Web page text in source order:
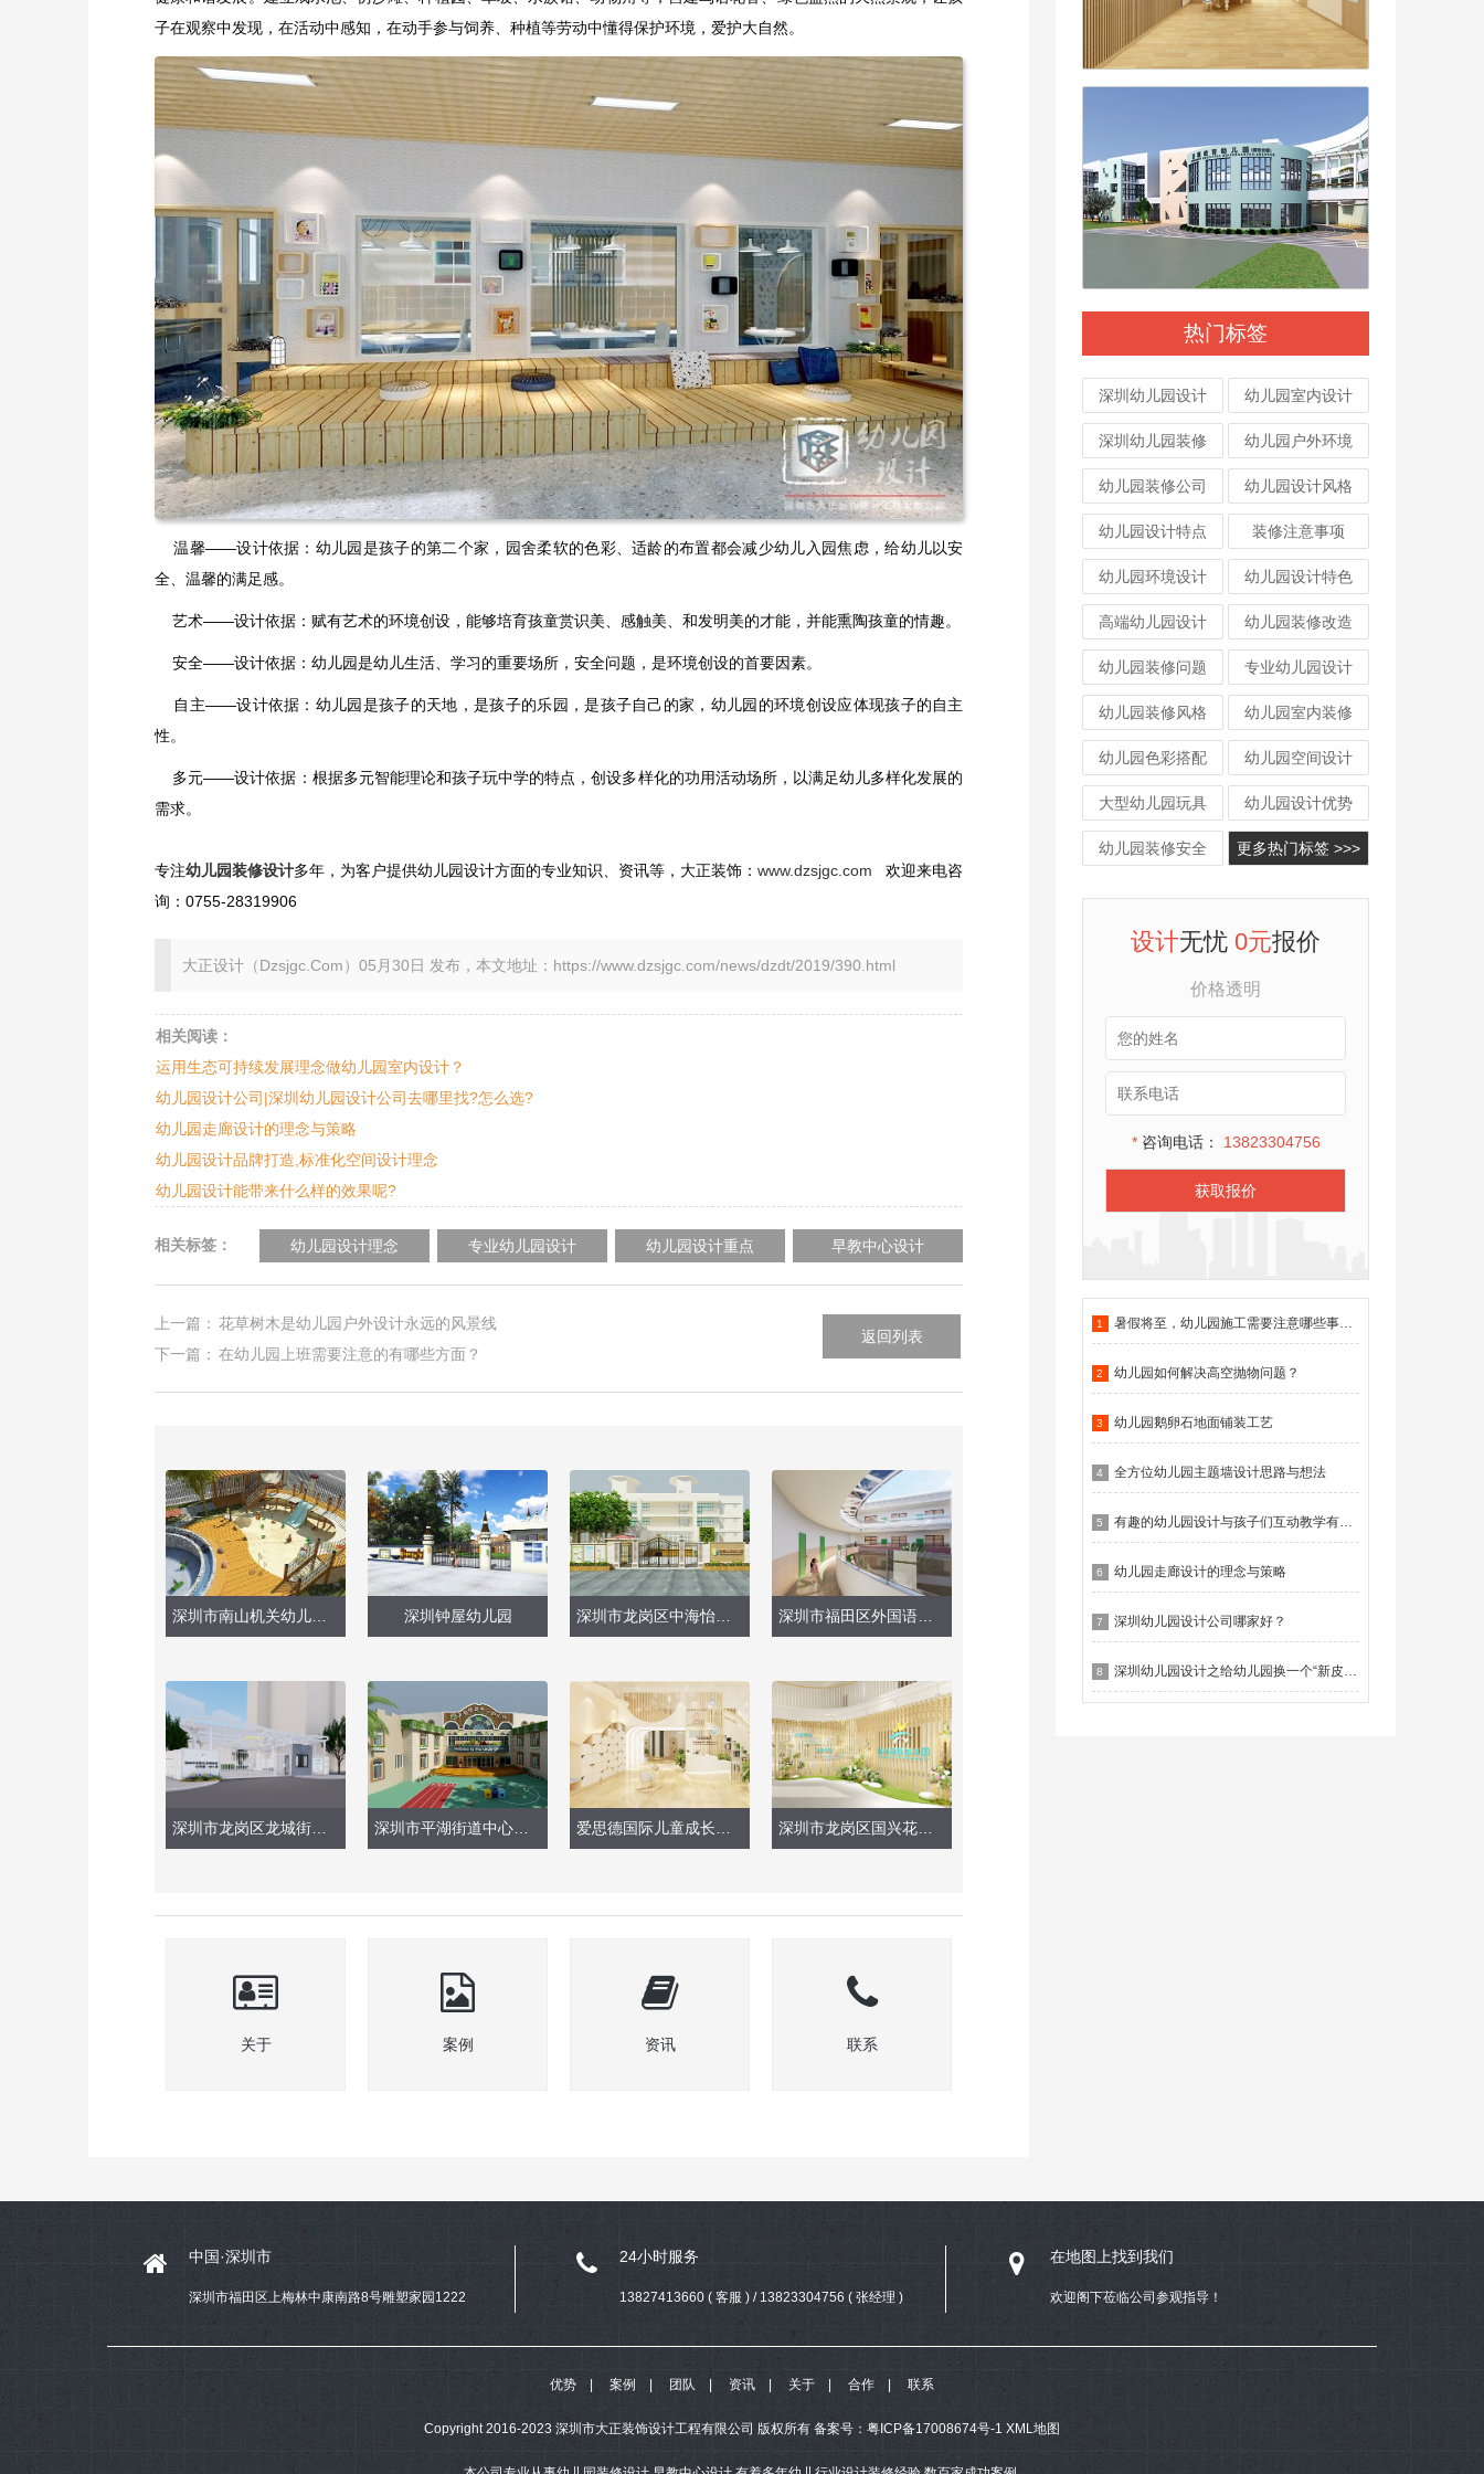
子在观察中发现，在活动中感知，在动手参与饲养、种植等劳动中懂得保护环境，爱护大自然。
温馨——设计依据：幼儿园是孩子的第二个家，园舍柔软的色彩、适龄的布置都会减少幼儿入园焦虑，给幼儿以安
全、温馨的满足感。
艺术——设计依据：赋有艺术的环境创设，能够培育孩童赏识美、感触美、和发明美的才能，并能熏陶孩童的情趣。
安全——设计依据：幼儿园是幼儿生活、学习的重要场所，安全问题，是环境创设的首要因素。
自主——设计依据：幼儿园是孩子的天地，是孩子的乐园，是孩子自己的家，幼儿园的环境创设应体现孩子的自主
性。
多元——设计依据：根据多元智能理论和孩子玩中学的特点，创设多样化的功用活动场所，以满足幼儿多样化发展的
需求。
专注幼儿园装修设计多年，为客户提供幼儿园设计方面的专业知识、资讯等，大正装饰：www.dzsjgc.com 欢迎来电咨
询：0755-28319906
大正设计（Dzsjgc.Com）05月30日 发布，本文地址：https://www.dzsjgc.com/news/dzdt/2019/390.html
热门标签
深圳幼儿园设计 幼儿园室内设计
深圳幼儿园装修 幼儿园户外环境
幼儿园装修公司 幼儿园设计风格
幼儿园设计特点 装修注意事项
幼儿园环境设计 幼儿园设计特色
高端幼儿园设计 幼儿园装修改造
幼儿园装修问题 专业幼儿园设计
幼儿园装修风格 幼儿园室内装修
幼儿园色彩搭配 幼儿园空间设计
大型幼儿园玩具 幼儿园设计优势
幼儿园装修安全 更多热门标签 >>>
设计无忧0元报价
价格透明
*咨询电话： 13823304756
获取报价
1 暑假将至，幼儿园施工需要注意哪些事项？
2 幼儿园如何解决高空抛物问题？
3 幼儿园鹅卵石地面铺装工艺
4 全方位幼儿园主题墙设计思路与想法
5 有趣的幼儿园设计与孩子们互动教学有什么作用？
6 幼儿园走廊设计的理念与策略
7 深圳幼儿园设计公司哪家好？
8 深圳幼儿园设计之给幼儿园换一个“新皮肤”
相关阅读：
运用生态可持续发展理念做幼儿园室内设计？
幼儿园设计公司|深圳幼儿园设计公司去哪里找?怎么选?
幼儿园走廊设计的理念与策略
幼儿园设计品牌打造,标准化空间设计理念
幼儿园设计能带来什么样的效果呢?
相关标签： 幼儿园设计理念 专业幼儿园设计 幼儿园设计重点 早教中心设计
返回列表
上一篇： 花草树木是幼儿园户外设计永远的风景线
下一篇： 在幼儿园上班需要注意的有哪些方面？
深圳市南山机关幼儿园（整体改造） 深圳钟屋幼儿园 深圳市龙岗区中海怡翠山庄幼儿园（整体改造） 深圳市福田区外国语高级中学附属幼儿园（围墙）
关于 案例 资讯 联系
中国·深圳市
深圳市福田区上梅林中康南路8号雕塑家园1222
24小时服务
13827413660 ( 客服 ) / 13823304756 ( 张经理 )
在地图上找到我们
欢迎阁下莅临公司参观指导！
优势 案例 团队 资讯 关于 合作 联系
Copyright 2016-2023 深圳市大正装饰设计工程有限公司 版权所有 备案号： 粤ICP备17008674号-1 XML地图